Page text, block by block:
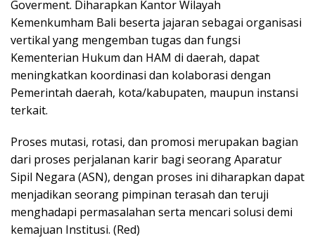
Goverment. Diharapkan Kantor Wilayah
Kemenkumham Bali beserta jajaran sebagai organisasi
vertikal yang mengemban tugas dan fungsi
Kementerian Hukum dan HAM di daerah, dapat
meningkatkan koordinasi dan kolaborasi dengan
Pemerintah daerah, kota/kabupaten, maupun instansi
terkait.
Proses mutasi, rotasi, dan promosi merupakan bagian
dari proses perjalanan karir bagi seorang Aparatur
Sipil Negara (ASN), dengan proses ini diharapkan dapat
menjadikan seorang pimpinan terasah dan teruji
menghadapi permasalahan serta mencari solusi demi
kemajuan Institusi. (Red)